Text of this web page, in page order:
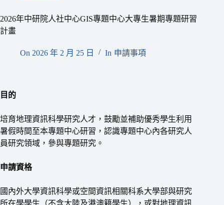
2026年中研院人社中心GIS專題中心大專生暑期專題研習
計畫
On 2026 年 2 月 25 日 In 申請事項
目的
培育地理資訊科學研究人才，鼓勵並補助優秀學生利用
暑假時間至本專題中心研習，認識專題中心內各研究人
員研究領域，參與專題研究。
申請資格
國內外大學資訊科學或空間資訊相關科系大學部與研究
所在學學生（不含大陸及港澳籍學生），或對地理資訊